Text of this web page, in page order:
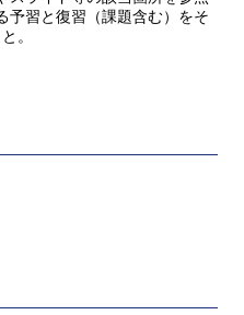
予習と復習（課題含む）をそ
。